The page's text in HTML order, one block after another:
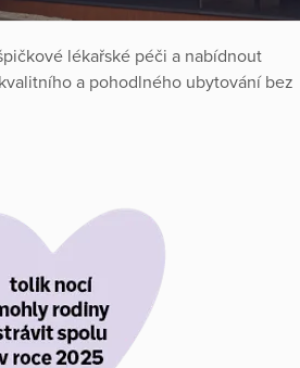
lékařské péči a nabídnout
a pohodlného ubytování bez